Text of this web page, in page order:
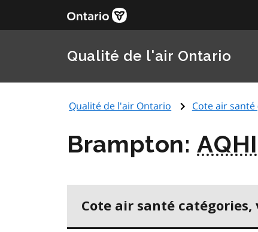
Qualité de l'air Ontario
Qualité de l'air Ontario Cote air santé
Brampton:AQHI
Cote air santé catégories,